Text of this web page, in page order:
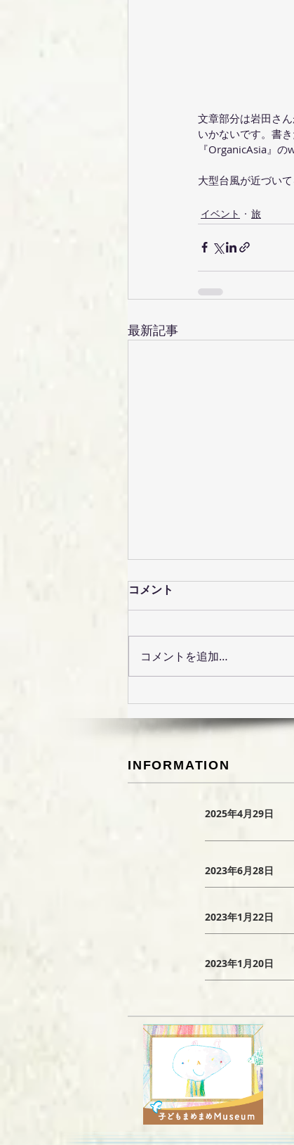
文章部分は岩田さ
いかないです。書
『OrganicAsia』
大型台風が近づい
イベント 旅
最新記事
コメント
コメントを追加…
INFORMATION
2025年4月29日
2023年6月28日
2023年1月22日
2023年1月20日